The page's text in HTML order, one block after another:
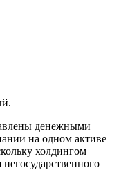
денежными
на одном активе
холдингом